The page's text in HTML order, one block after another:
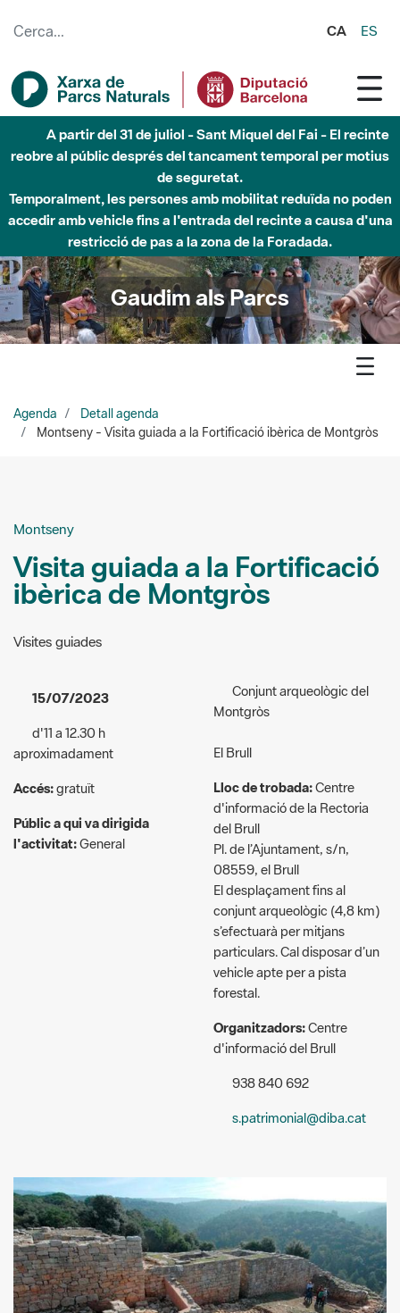
CA ES
Fins al desembre de 2026 - Parc Fluvial Besòs -
Afectacions a la llera del Parc Fluvial del Besòs degut a
obres de construcció d'una passera sobre el riu
Gaudim als Parcs
Agenda
Detall agenda
Montseny - Visita guiada a la Fortificació ibèrica de Montgròs
ibèrica de Montgròs
Visites guiades
15/07/2023
aproximadament
Accés: gratuït
Públic a qui va dirigida
l'activitat:
General
El Brull
Lloc de trobada:
d'informació de la Rectoria
Pl. de l’Ajuntament, s/n,
08559, el Brull
El desplaçament fins al
conjunt arqueològic (4,8 km)
s’efectuarà per mitjans
particulars. Cal disposar d’un
vehicle apte per a pista
forestal.
Organitzadors:
Centre
d'informació del Brull
938 840 692
s.patrimonial@diba.cat